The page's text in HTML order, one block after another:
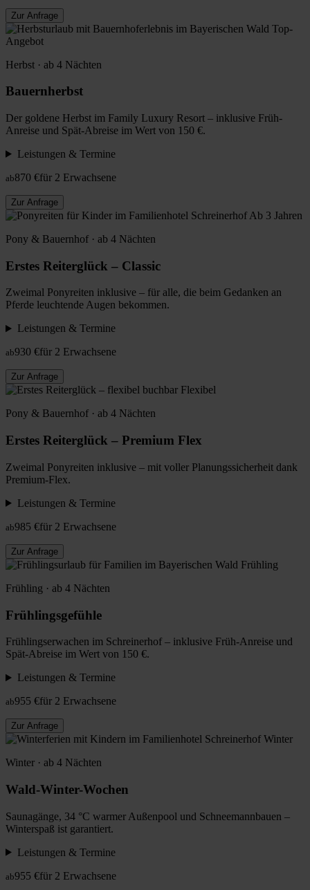
Zur Anfrage
Top-
Angebot
Herbst · ab 4 Nächten
Bauernherbst
Der goldene Herbst im Family Luxury Resort – inklusive Früh-
Anreise und Spät-Abreise im Wert von 150 €.
Leistungen & Termine
ab870 €für 2 Erwachsene
Zur Anfrage
Ab 3 Jahren
Pony & Bauernhof · ab 4 Nächten
Erstes Reiterglück – Classic
Zweimal Ponyreiten inklusive – für alle, die beim Gedanken an
Pferde leuchtende Augen bekommen.
Leistungen & Termine
ab930 €für 2 Erwachsene
Zur Anfrage
Flexibel
Pony & Bauernhof · ab 4 Nächten
Erstes Reiterglück – Premium Flex
Zweimal Ponyreiten inklusive – mit voller Planungssicherheit dank
Premium-Flex.
Leistungen & Termine
ab985 €für 2 Erwachsene
Zur Anfrage
Frühling
Frühling · ab 4 Nächten
Frühlingsgefühle
Frühlingserwachen im Schreinerhof – inklusive Früh-Anreise und
Spät-Abreise im Wert von 150 €.
Leistungen & Termine
ab955 €für 2 Erwachsene
Zur Anfrage
Winter
Winter · ab 4 Nächten
Wald-Winter-Wochen
Saunagänge, 34 °C warmer Außenpool und Schneemannbauen –
Winterspaß ist garantiert.
Leistungen & Termine
ab955 €für 2 Erwachsene